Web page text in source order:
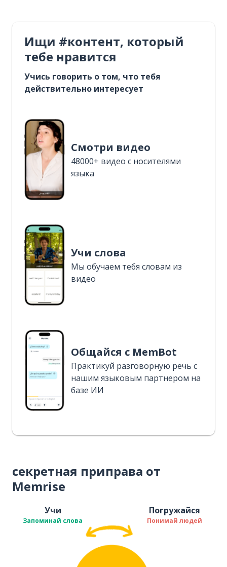
Ищи #контент, который
тебе нравится
Учись говорить о том, что тебя
действительно интересует
Смотри видео
48000+ видео с носителями
языка
Учи слова
Мы обучаем тебя словам из
видео
Общайся с MemBot
Практикуй разговорную речь с
нашим языковым партнером на
базе ИИ
секретная приправа от
Memrise
Учи
Запоминай слова
Погружайся
Понимай людей